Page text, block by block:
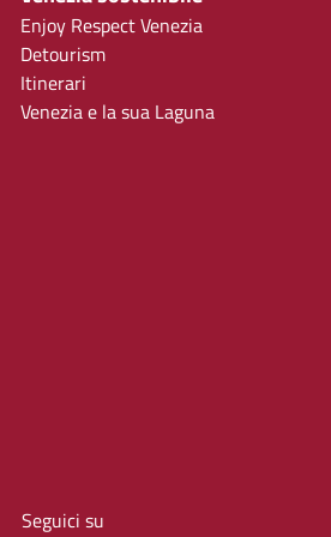
Enjoy Respect Venezia
Detourism
Itinerari
Venezia e la sua Laguna
Seguici su